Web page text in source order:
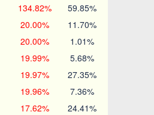
134.82% 59.85%
20.00% 11.70%
20.00% 1.01%
19.99% 5.68%
19.97% 27.35%
19.96% 7.36%
17.62% 24.41%